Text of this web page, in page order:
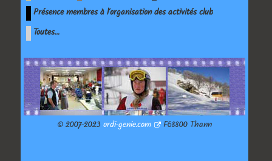
Présence membres à l'organisation des activités club
Toutes…
© 2007-2023 ordi-genie.com F68800 Thann